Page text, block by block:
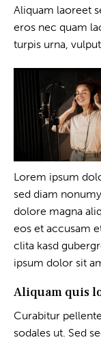
Aliquam laoreet
eros nec quam
turpis urna,
Lorem ipsum
sed diam
dolore magna
eos et accusam
clita kasd
ipsum dolor sit
Aliquam quis
Curabitur
sodales ut. Sed